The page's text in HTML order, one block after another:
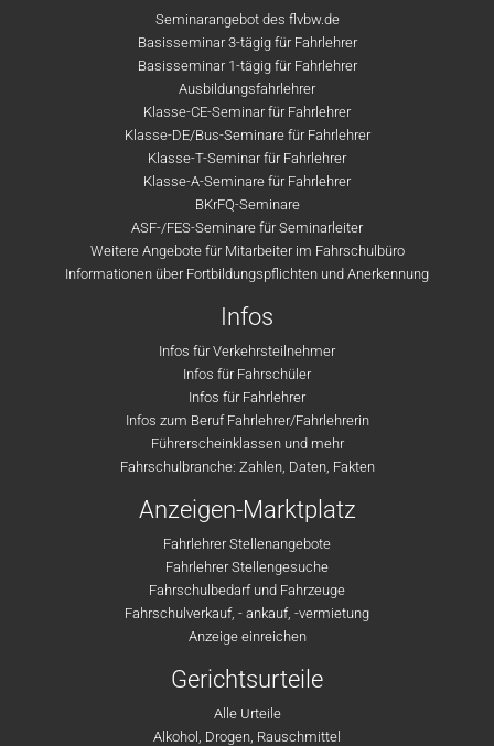
Seminarangebot des flvbw.de
Basisseminar 3-tägig für Fahrlehrer
Basisseminar 1-tägig für Fahrlehrer
Ausbildungsfahrlehrer
Klasse-CE-Seminar für Fahrlehrer
Klasse-DE/Bus-Seminare für Fahrlehrer
Klasse-T-Seminar für Fahrlehrer
Klasse-A-Seminare für Fahrlehrer
BKrFQ-Seminare
ASF-/FES-Seminare für Seminarleiter
Weitere Angebote für Mitarbeiter im Fahrschulbüro
Informationen über Fortbildungspflichten und Anerkennung
Infos
Infos für Verkehrsteilnehmer
Infos für Fahrschüler
Infos für Fahrlehrer
Infos zum Beruf Fahrlehrer/Fahrlehrerin
Führerscheinklassen und mehr
Fahrschulbranche: Zahlen, Daten, Fakten
Anzeigen-Marktplatz
Fahrlehrer Stellenangebote
Fahrlehrer Stellengesuche
Fahrschulbedarf und Fahrzeuge
Fahrschulverkauf, - ankauf, -vermietung
Anzeige einreichen
Gerichtsurteile
Alle Urteile
Alkohol, Drogen, Rauschmittel